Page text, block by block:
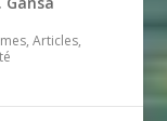
Articles,